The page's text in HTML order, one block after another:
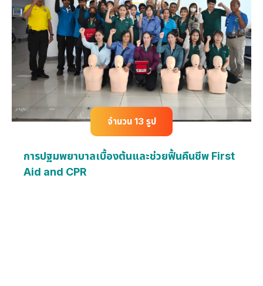
จำนวน 13 รูป
การปฐมพยาบาลเบื้องต้นและช่วยฟื้นคืนชีพ First
Aid and CPR